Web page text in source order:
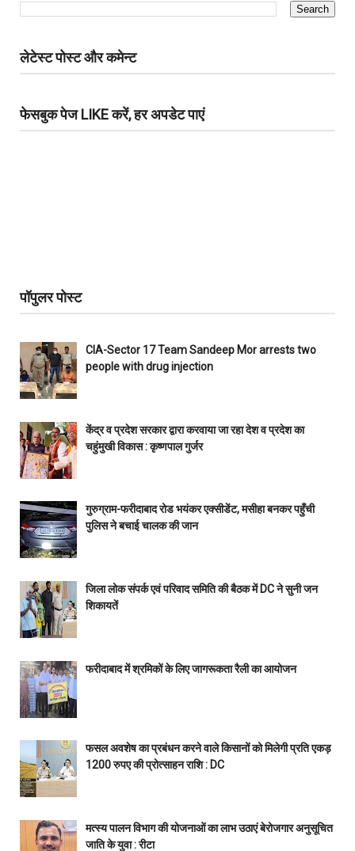
लेटेस्ट पोस्ट और कमेन्ट
फेसबुक पेज LIKE करें, हर अपडेट पाएं
पॉपुलर पोस्ट
CIA-Sector 17 Team Sandeep Mor arrests two
people with drug injection
केंद्र व प्रदेश सरकार द्वारा करवाया जा रहा देश व प्रदेश का
चहुंमुखी विकास : कृष्णपाल गुर्जर
गुरुग्राम-फरीदाबाद रोड भयंकर एक्सीडेंट, मसीहा बनकर पहुँची
पुलिस ने बचाई चालक की जान
जिला लोक संपर्क एवं परिवाद समिति की बैठक में DC ने सुनी जन
शिकायतें
फरीदाबाद में श्रमिकों के लिए जागरूकता रैली का आयोजन
फसल अवशेष का प्रबंधन करने वाले किसानों को मिलेगी प्रति एकड़
1200 रुपए की प्रोत्साहन राशि : DC
मत्स्य पालन विभाग की योजनाओं का लाभ उठाएं बेरोजगार अनुसूचित
जाति के युवा : रीटा